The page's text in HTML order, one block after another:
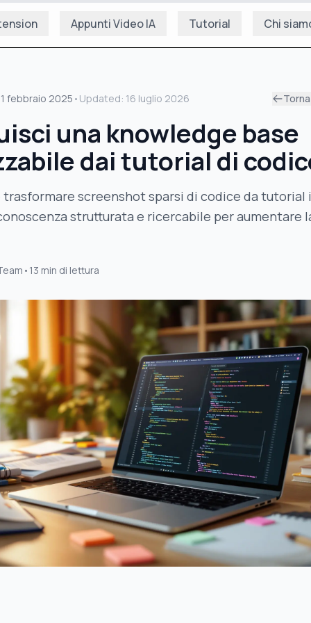
Appunti Video IA Tutorial Chi
febbraio 2025 • Updated: 16 luglio 2026
una knowledge base
dai tutorial di
trasformare screenshot sparsi di codice da tutorial
strutturata e ricercabile per aumentare
• 13 min di lettura